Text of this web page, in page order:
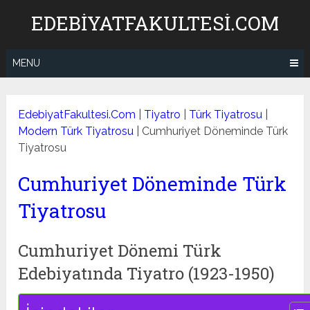
EDEBIYATFAKULTESI.COM
MENU
EdebiyatFakultesi.Com Tiyatro Türk Tiyatrosu
Modern Türk Tiyatrosu
Cumhuriyet Döneminde Türk
Tiyatrosu
Cumhuriyet Döneminde Türk
Tiyatrosu
Cumhuriyet Dönemi Türk
Edebiyatında Tiyatro (1923-1950)